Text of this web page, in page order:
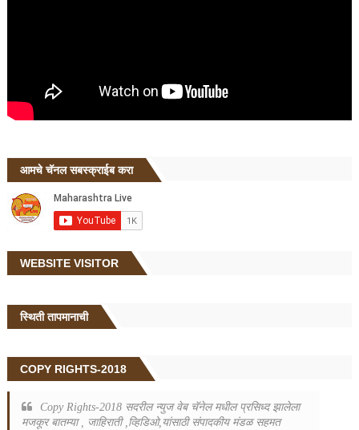
आमचे चॅनल सबस्क्राईब करा
WEBSITE VISITOR
स्थिती तापमानाची
COPY RIGHTS-2018
Copy Rights-2018 सदरील न्युज वेब चॅनेल मधील प्रसिध्द झालेला
मजकूर बातम्या , जाहिराती ,व्हिडिओ,यांसाठी संपादकीय मंडळ सहमत